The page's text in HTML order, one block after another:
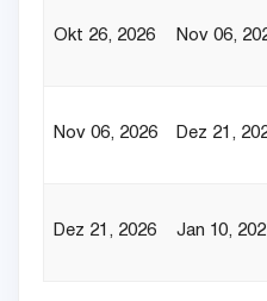
Okt 26, 2026 Nov 06,
Nov 06, 2026 Dez 21,
Dez 21, 2026 Jan 10,